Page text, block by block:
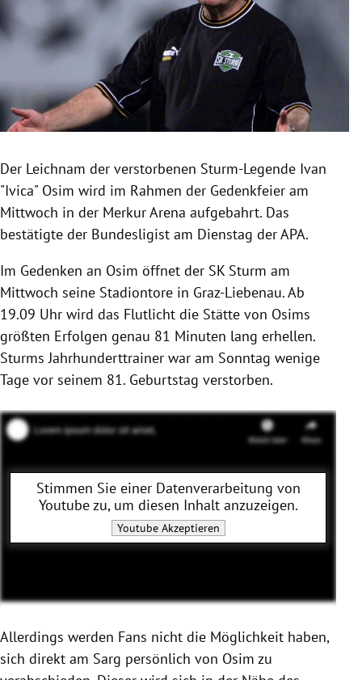
Untermenü
Untermenü
Untermenü
Untermenü
Untermenü
Der Leichnam der verstorbenen Sturm-Legende Ivan
"Ivica" Osim wird im Rahmen der Gedenkfeier am
Mittwoch in der Merkur Arena aufgebahrt. Das
bestätigte der Bundesligist am Dienstag der APA.
Im Gedenken an Osim öffnet der SK Sturm am
Mittwoch seine Stadiontore in Graz-Liebenau. Ab
19.09 Uhr wird das Flutlicht die Stätte von Osims
größten Erfolgen genau 81 Minuten lang erhellen.
Sturms Jahrhunderttrainer war am Sonntag wenige
Tage vor seinem 81. Geburtstag verstorben.
Stimmen Sie einer Datenverarbeitung von
Youtubezu, um diesen Inhalt anzuzeigen.
YoutubeAkzeptieren
Allerdings werden Fans nicht die Möglichkeit haben,
sich direkt am Sarg persönlich von Osim zu